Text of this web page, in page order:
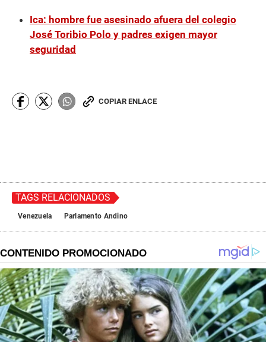
Ica: hombre fue asesinado afuera del colegio
José Toribio Polo y padres exigen mayor
seguridad
COPIAR ENLACE
TAGS RELACIONADOS
Venezuela Parlamento Andino